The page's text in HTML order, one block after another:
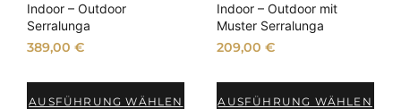
Indoor – Outdoor
Serralunga
389,00€
AUSFÜHRUNG WÄHLEN
Indoor – Outdoor mit
Muster Serralunga
209,00 €
AUSFÜHRUNG WÄHLEN